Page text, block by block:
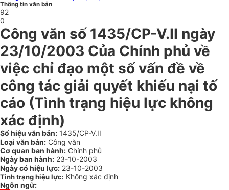
Thông tin văn bản
92
0
Công văn số 1435/CP-V.II ngày
23/10/2003 Của Chính phủ về
việc chỉ đạo một số vấn đề về
công tác giải quyết khiếu nại tố
cáo (Tình trạng hiệu lực không
xác định)
Số hiệu văn bản: 1435/CP-V.II
Loại văn bản: Công văn
Cơ quan ban hành: Chính phủ
Ngày ban hành: 23-10-2003
Ngày có hiệu lực: 23-10-2003
Tình trạng hiệu lực: Không xác định
Ngôn ngữ: